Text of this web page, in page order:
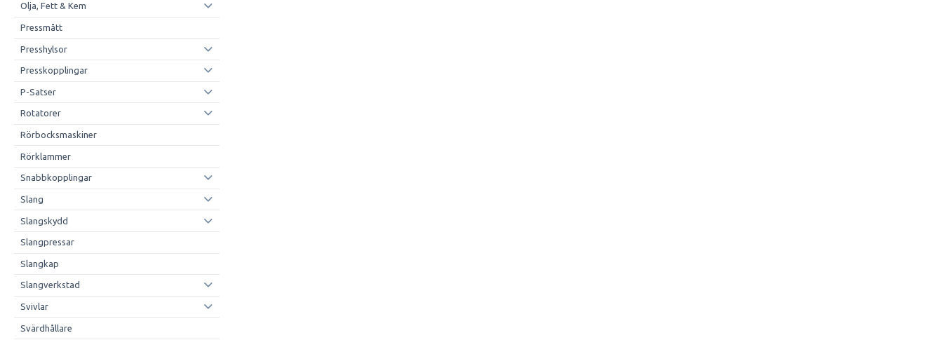
Olja, Fett & Kem
Pressmått
Presshylsor
Presskopplingar
P-Satser
Rotatorer
Rörbocksmaskiner
Rörklammer
Snabbkopplingar
Slang
Slangskydd
Slangpressar
Slangkap
Slangverkstad
Svivlar
Svärdhållare